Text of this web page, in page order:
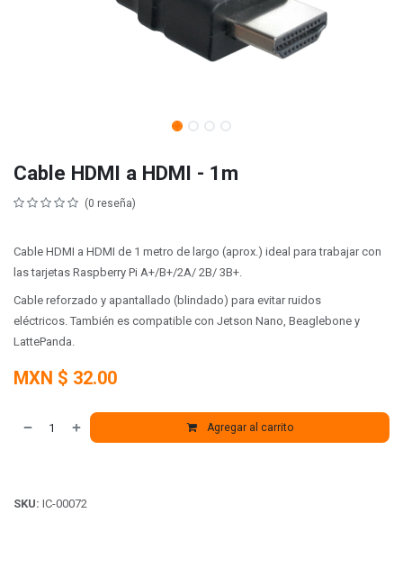
Cable HDMI a HDMI - 1m
(0 reseña)
Cable HDMI a HDMI de 1 metro de largo (aprox.) ideal para trabajar con
las tarjetas Raspberry Pi A+/B+/2A/ 2B/ 3B+.
Cable reforzado y apantallado (blindado) para evitar ruidos
eléctricos. También es compatible con Jetson Nano, Beaglebone y
LattePanda.
MXN $ 32.00
Agregar al carrito
SKU: IC-00072